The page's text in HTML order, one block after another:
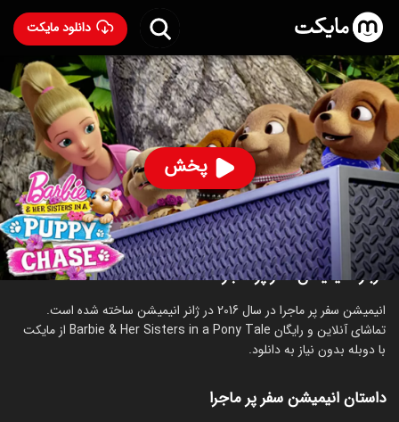
دانلود مایکت
پخش
انیمیشن سفر پر ماجرا با دوبله فارسی - Barbie & Her
Sisters in a Pony Tale 2016
۶,۰۱۲ 89% ۶.۰
ساخت آمریکا سال 2016
رده سنی ۳+
انیمیشن
خانوادگی
درباره انیمیشن سفر پر ماجرا
انیمیشن سفر پر ماجرا در سال 2016 در ژانر انیمیشن ساخته شده است.
تماشای آنلاین و رایگان Barbie & Her Sisters in a Pony Tale از مایکت
با دوبله بدون نیاز به دانلود.
داستان انیمیشن سفر پر ماجرا